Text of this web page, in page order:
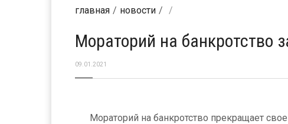
главная новости
Мораторий на банкротство
09.01.2021
Мораторий на банкротство прекращает